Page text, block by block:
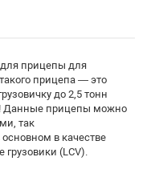
прицепы для
прицепа — это
до 2,5 тонн
Данные прицепы можно
так
в качестве
грузовики (LCV).